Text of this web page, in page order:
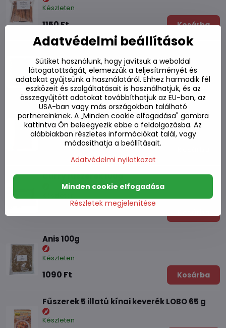
Készleten
1150 Ft Kosárba
Készleten
870 Ft Kosárba
Fahéj egész 18cm Ceylon 100g
Készleten
2880 Ft
Curry fűszerek 100g
Anis 100g
Készleten
1090 Ft Kosárba
Fűszerek 5 illatú kínai keverék LOBO 65 g
Készleten
Adatvédelmi beállítások
Sütiket használunk, hogy javítsuk a weboldal
látogatottságát, elemezzük a teljesítményét és
adatokat gyűjtsünk a használatáról. Ehhez harmadik fél
eszközeit és szolgáltatásait is használhatjuk, és az
összegyűjtött adatokat továbbíthatjuk az EU-ban, az
USA-ban vagy más országokban található
partnereinknek. A „Minden cookie elfogadása" gombra
kattintva Ön beleegyezik ebbe a feldolgozásba. Az
alábbiakban részletes információkat talál, vagy
módosíthatja a beállításait.
Adatvédelmi nyilatkozat
Részletek megjelenítése
Minden cookie elfogadása